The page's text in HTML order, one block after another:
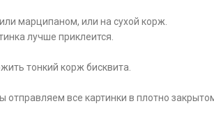
марципаном, или на сухой корж.
лучше приклеится.
тонкий корж бисквита.
все картинки в плотно